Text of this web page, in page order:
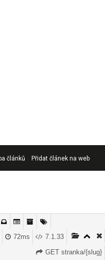
Souhlasím
k fungování
článků Přidat článek na web
7.1.33
72ms
GET stranka/{slug}